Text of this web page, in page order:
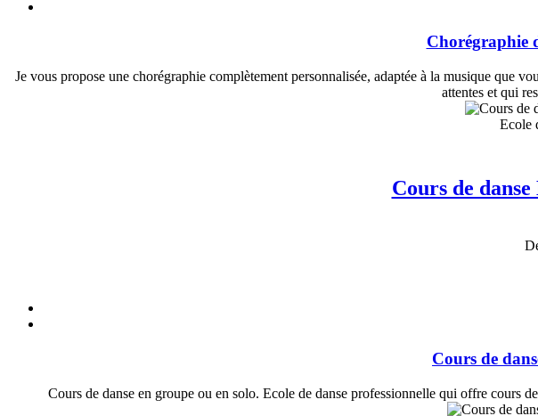
Chorégraphie
Je vous propose une chorégraphie complètement personnalisée, adaptée à la musique que
attentes et qui
Ecole
Cours de
Cours de
Cours de danse en groupe ou en solo. Ecole de danse professionnelle qui offre cours